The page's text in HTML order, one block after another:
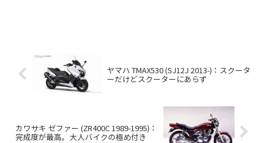
ヤマハ TMAX530 (SJ12J 2013-)：スクータ
ーだけどスクーターにあらず
カワサキ ゼファー (ZR400C 1989-1995)：
完成度が最高。大人バイクの極め付き